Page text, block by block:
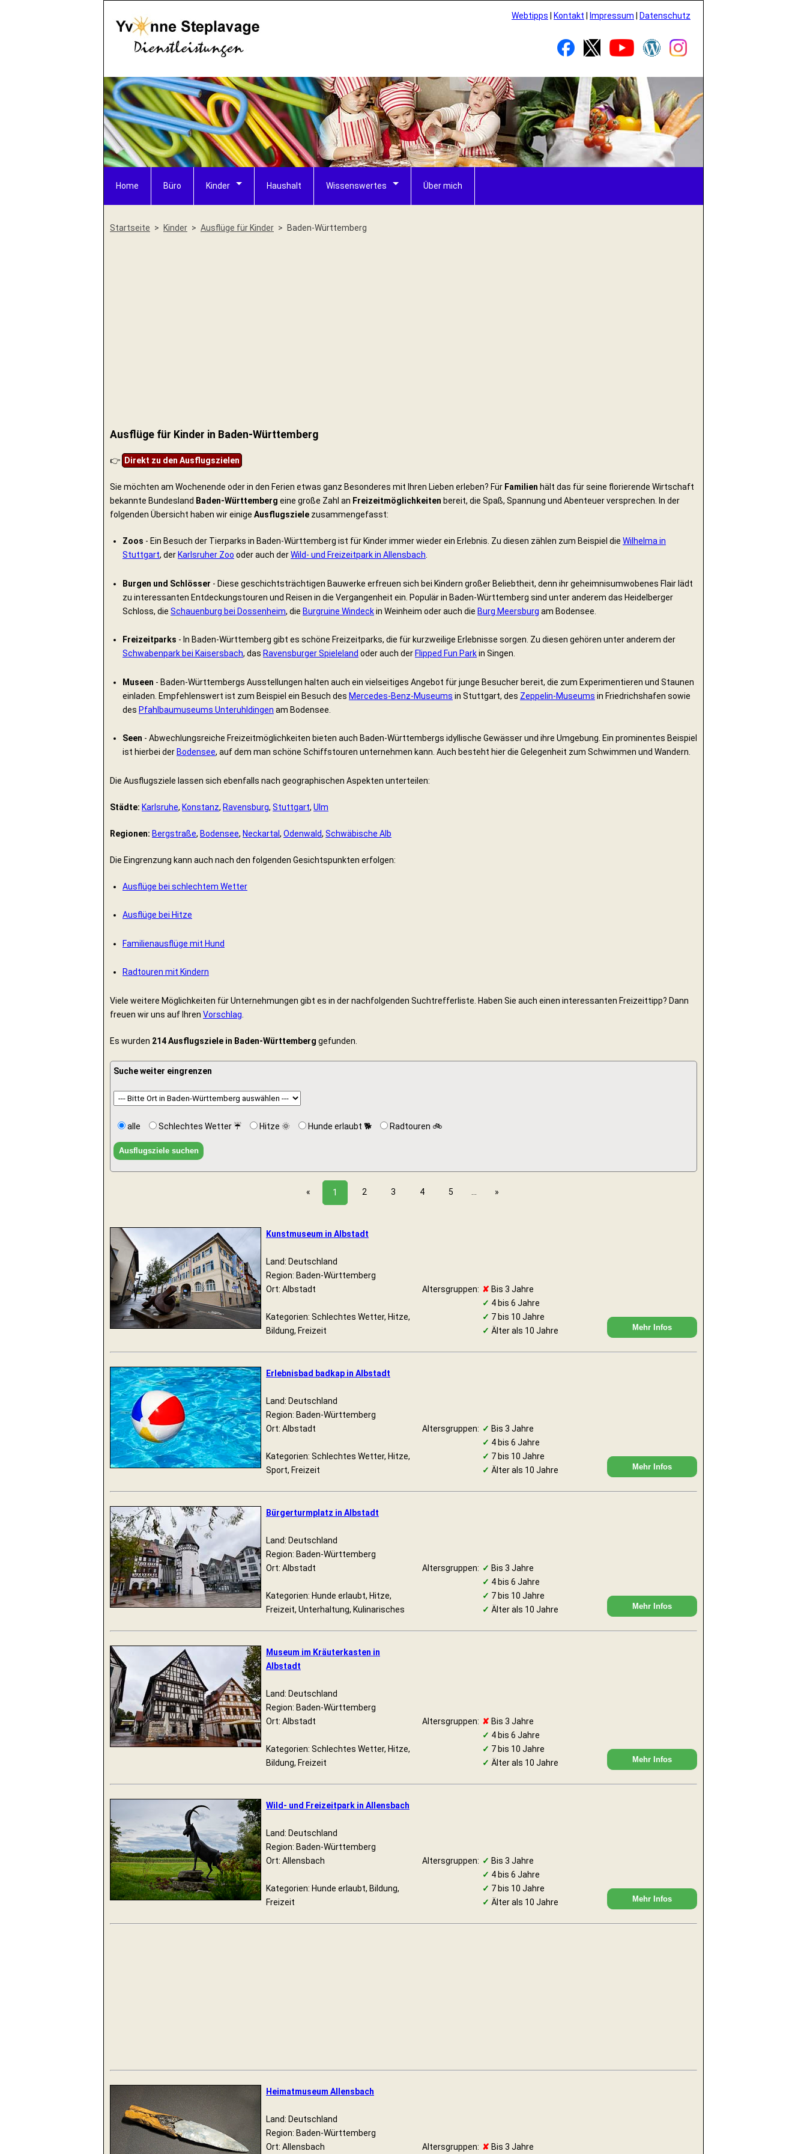
Webtipps Kontakt Impressum Datenschutz
Home Büro Kinder Haushalt Wissenswertes Über mich
Startseite Kinder Ausflüge für Kinder Baden-Württemberg
Ausflüge für Kinder in Baden-Württemberg
👉 Direkt zu den Ausflugszielen
Sie möchten am Wochenende oder in den Ferien etwas ganz Besonderes mit Ihren Lieben erleben? Für Familien hält das für seine florierende Wirtschaft
bekannte Bundesland Baden-Württemberg eine große Zahl an Freizeitmöglichkeiten bereit, die Spaß, Spannung und Abenteuer versprechen. In der
folgenden Übersicht haben wir einige Ausflugsziele zusammengefasst:
Zoos - Ein Besuch der Tierparks in Baden-Württemberg ist für Kinder immer wieder ein Erlebnis. Zu diesen zählen zum Beispiel die Wilhelma in
Stuttgart, der Karlsruher Zoo oder auch derWild- und Freizeitpark in Allensbach
Burgen und Schlösser - Diese geschichtsträchtigen Bauwerke erfreuen sich bei Kindern großer Beliebtheit, denn ihr geheimnisumwobenes Flair lädt
zu interessanten Entdeckungstouren und Reisen in die Vergangenheit ein. Populär in Baden-Württemberg sind unter anderem das Heidelberger
Schloss, die Schauenburg bei Dossenheim, die Burgruine Windeckin Weinheim oder auch die Burg Meersburg am Bodensee.
Freizeitparks - In Baden-Württemberg gibt es schöne Freizeitparks, die für kurzweilige Erlebnisse sorgen. Zu diesen gehören unter anderem der
Schwabenpark bei Kaisersbach, das Ravensburger Spieleland oder auch der Flipped Fun Parkin Singen.
Museen - Baden-Württembergs Ausstellungen halten auch ein vielseitiges Angebot für junge Besucher bereit, die zum Experimentieren und Staunen
einladen. Empfehlenswert ist zum Beispiel ein Besuch des Mercedes-Benz-Museums in Stuttgart, des Zeppelin-Museums in Friedrichshafen sowie
des Pfahlbaumuseums Unteruhldingen am Bodensee.
Seen - Abwechlungsreiche Freizeitmöglichkeiten bieten auch Baden-Württembergs idyllische Gewässer und ihre Umgebung. Ein prominentes Beispiel
ist hierbei der Bodensee, auf dem man schöne Schiffstouren unternehmen kann. Auch besteht hier die Gelegenheit zum Schwimmen und Wandern.
Die Ausflugsziele lassen sich ebenfalls nach geographischen Aspekten unterteilen:
Städte: Karlsruhe, Konstanz, Ravensburg, Stuttgart, Ulm
Regionen: Bergstraße, Bodensee, Neckartal, Odenwald, Schwäbische Alb
Die Eingrenzung kann auch nach den folgenden Gesichtspunkten erfolgen:
Ausflüge bei schlechtem Wetter
Ausflüge bei Hitze
Familienausflüge mit Hund
Radtouren mit Kindern
Viele weitere Möglichkeiten für Unternehmungen gibt es in der nachfolgenden Suchtrefferliste. Haben Sie auch einen interessanten Freizeittipp? Dann
freuen wir uns auf Ihren Vorschlag
Es wurden 214 Ausflugsziele in Baden-Württemberg gefunden.
Suche weiter eingrenzen
alle Schlechtes Wetter ☔ Hitze 🌞 Hunde erlaubt 🐕 Radtouren 🚲
« 1 2 3 4 5 »
Kunstmuseum in Albstadt
Land: Deutschland
Region: Baden-Württemberg
Ort: Albstadt
Kategorien: Schlechtes Wetter, Hitze,
Bildung, Freizeit
Altersgruppen: ✘ Bis 3 Jahre
✓ 4 bis 6 Jahre
✓ 7 bis 10 Jahre
✓ Älter als 10 Jahre Mehr Infos
Erlebnisbad badkap in Albstadt
Land: Deutschland
Region: Baden-Württemberg
Ort: Albstadt
Kategorien: Schlechtes Wetter, Hitze,
Sport, Freizeit
Altersgruppen: ✓ Bis 3 Jahre
✓ 4 bis 6 Jahre
✓ 7 bis 10 Jahre
✓ Älter als 10 Jahre Mehr Infos
Bürgerturmplatz in Albstadt
Land: Deutschland
Region: Baden-Württemberg
Ort: Albstadt
Kategorien: Hunde erlaubt, Hitze,
Freizeit, Unterhaltung, Kulinarisches
Altersgruppen: ✓ Bis 3 Jahre
✓ 4 bis 6 Jahre
✓ 7 bis 10 Jahre
✓ Älter als 10 Jahre Mehr Infos
Museum im Kräuterkasten in
Albstadt
Land: Deutschland
Region: Baden-Württemberg
Ort: Albstadt
Kategorien: Schlechtes Wetter, Hitze,
Bildung, Freizeit
Altersgruppen: ✘ Bis 3 Jahre
✓ 4 bis 6 Jahre
✓ 7 bis 10 Jahre
✓ Älter als 10 Jahre Mehr Infos
Wild- und Freizeitpark in Allensbach
Land: Deutschland
Region: Baden-Württemberg
Ort: Allensbach
Kategorien: Hunde erlaubt, Bildung,
Freizeit
Altersgruppen: ✓ Bis 3 Jahre
✓ 4 bis 6 Jahre
✓ 7 bis 10 Jahre
✓ Älter als 10 Jahre Mehr Infos
Heimatmuseum Allensbach
Land: Deutschland
Region: Baden-Württemberg
Ort: Allensbach
Altersgruppen: ✘ Bis 3 Jahre